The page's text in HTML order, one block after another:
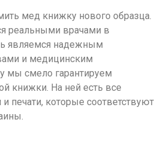
мед книжку нового образца.
реальными врачами в
являемся надежным
и медицинским
мы смело гарантируем
книжки. На ней есть все
печати, которые соответствуют